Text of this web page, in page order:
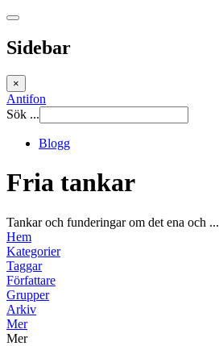
Sidebar
×
Antifon
Sök ...
Blogg
Fria tankar
Tankar och funderingar om det ena och ...
Hem
Kategorier
Taggar
Författare
Grupper
Arkiv
Mer
Mer